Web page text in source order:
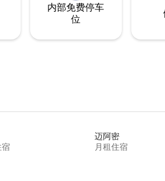
内部免费停车
位
宿
迈阿密
月租住宿